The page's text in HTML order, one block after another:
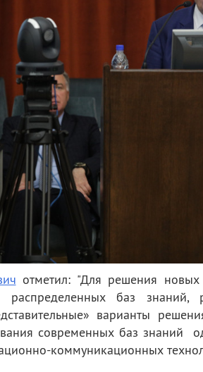
отметил: "Для решения
распределенных баз
варианты
современных баз знаний
коммуникационных